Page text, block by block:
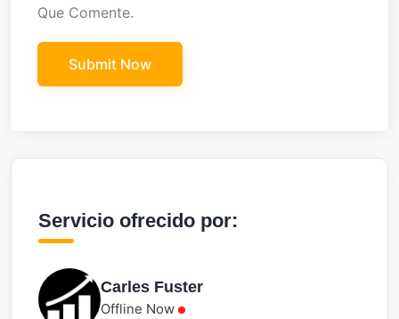
Que Comente.
Servicio ofrecido por:
Carles Fuster
Offline Now